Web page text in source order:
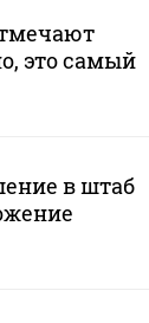
это самый
в штаб